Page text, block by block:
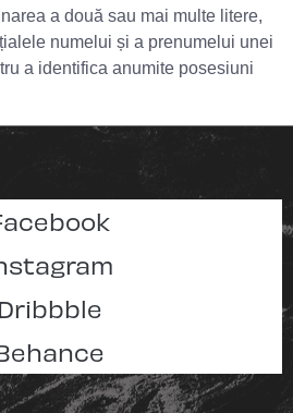
a două sau mai multe litere,
numelui și a prenumelui unei
a identifica anumite posesiuni
Dribbble